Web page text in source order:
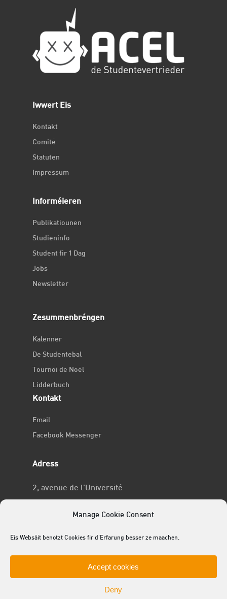
Manage Cookie Consent
Eis Websäit benotzt Cookies fir d'Erfarung besser ze maachen.
Accept cookies
Deny
Iwwert Eis
Kontakt
Comité
Statuten
Impressum
Informéieren
Publikatiounen
Studieninfo
Student fir 1 Dag
Jobs
Newsletter
Zesummenbréngen
Kalenner
De Studentebal
Tournoi de Noël
Lidderbuch
Kontakt
Email
Facebook Messenger
Adress
2, avenue de l’Université
No RCSL